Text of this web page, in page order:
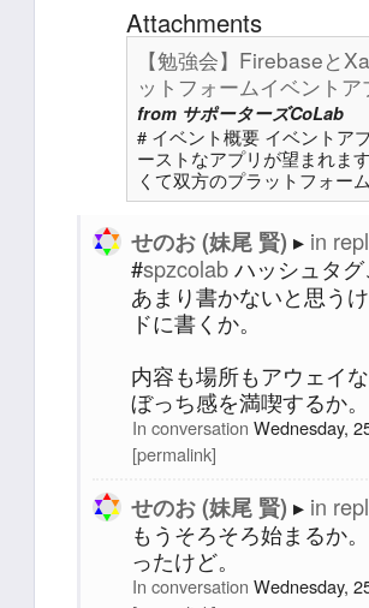
Attachments
【勉強会】Firebaseと
ットフォームイベント
from サポーターズCoLab
# イベント概要 イベントア
ーストなアプリが望まれま
くて双方のプラットフォー
らはFirebase Cloud
ファーストなクロスプラッ
いきましょう。 ### 参加資
年不問） * 20代 or 2010年
名 ##...
せのお (妹尾 賢)
in
#spzcolabハッシュタ
あまり書かないと思う
ドに書くか。
内容も場所もアウェイ
ぼっち感を満喫するか。
In conversation Wednesday,
permalink
せのお (妹尾 賢)
in
もうそろそろ始まるか
ったけど。
In conversation Wednesday,